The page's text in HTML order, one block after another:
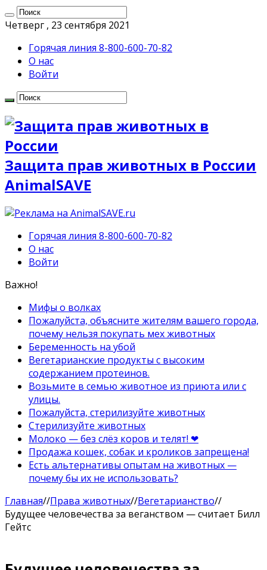
Четверг , 23 сентября 2021
Горячая линия 8-800-600-70-82
О нас
Войти
Защита прав животных в России
AnimalSAVE
Горячая линия 8-800-600-70-82
О нас
Войти
Важно!
Мифы о волках
Пожалуйста, объясните жителям вашего города,
почему нельзя покупать мех животных
Беременность на убой
Вегетарианские продукты с высоким
содержанием протеинов.
Возьмите в семью животное из приюта или с
улицы.
Пожалуйста, стерилизуйте животных
Стерилизуйте животных
Молоко — без слёз коров и телят! ❤
Продажа кошек, собак и кроликов запрещена!
Есть альтернативы опытам на животных —
почему бы их не использовать?
Главная//Права животных//Вегетарианство//
Будущее человечества за веганством — считает Билл
Гейтс